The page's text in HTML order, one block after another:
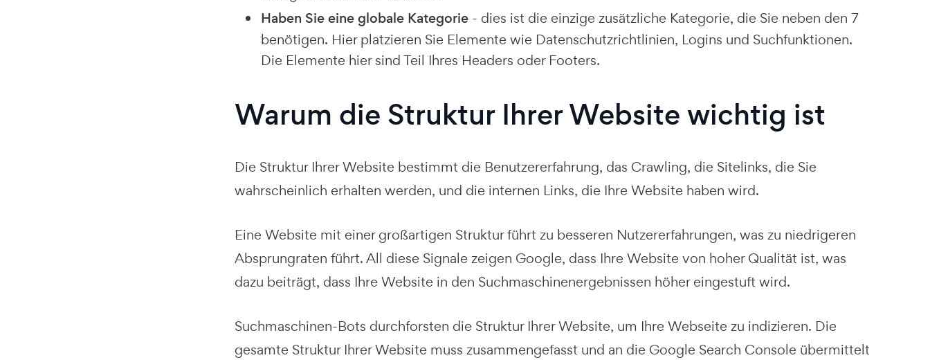
Haben Sie eine globale Kategorie - dies ist die einzige zusätzliche Kategorie, die Sie neben den 7
benötigen. Hier platzieren Sie Elemente wie Datenschutzrichtlinien, Logins und Suchfunktionen.
Die Elemente hier sind Teil Ihres Headers oder Footers.
Warum die Struktur Ihrer Website wichtig ist
Die Struktur Ihrer Website bestimmt die Benutzererfahrung, das Crawling, die Sitelinks, die Sie
wahrscheinlich erhalten werden, und die internen Links, die Ihre Website haben wird.
Eine Website mit einer großartigen Struktur führt zu besseren Nutzererfahrungen, was zu niedrigeren
Absprungraten führt. All diese Signale zeigen Google, dass Ihre Website von hoher Qualität ist, was
dazu beiträgt, dass Ihre Website in den Suchmaschinenergebnissen höher eingestuft wird.
Suchmaschinen-Bots durchforsten die Struktur Ihrer Website, um Ihre Webseite zu indizieren. Die
gesamte Struktur Ihrer Website muss zusammengefasst und an die Google Search Console übermittelt